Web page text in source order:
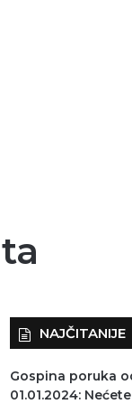
NAJČITANIJE
Gospina poruka
01.01.2024: